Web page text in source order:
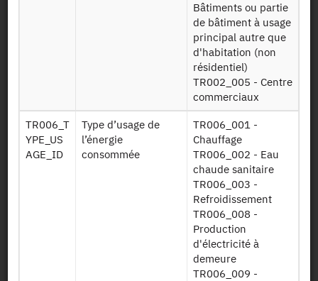
DPE
consommations
Table
consommations
Bâtiments ou partie
de bâtiment à usage
principal autre que
d'habitation (non
résidentiel)
TR002_005 - Centre
commerciaux
TR006_T
YPE_US
AGE_ID
Type d’usage de
l’énergie
consommée
TR006_001 -
Chauffage
TR006_002 - Eau
chaude sanitaire
TR006_003 -
Refroidissement
TR006_008 -
Production
d'électricité à
demeure
TR006_009 -